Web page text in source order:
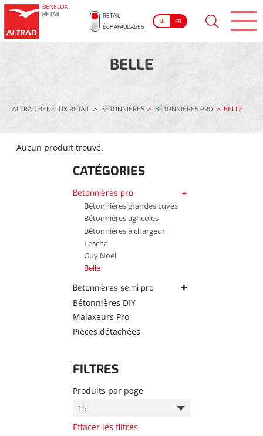
RETAIL
ÉCHAFAUDAGES
NL FR
BELLE
ALTRAD BENELUX RETAIL BÉTONNIÈRES BÉTONNIÈRES PRO BELLE
Aucun produit trouvé.
CATÉGORIES
Bétonnières pro
Bétonnières grandes cuves
Bétonnières agricoles
Bétonnières à chargeur
Lescha
Guy Noël
Belle
Bétonnières semi pro
MK Spomasz
ASD
Guy Noël
Bétonnières DIY
Malaxeurs Pro
Pièces détachées
FILTRES
Produits par page
15
Effacer les filtres